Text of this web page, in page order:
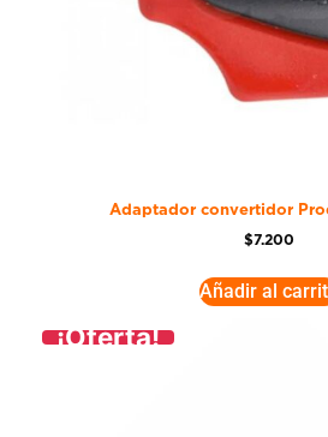
Adaptador convertidor
$7.200
Añadir al
¡Oferta!